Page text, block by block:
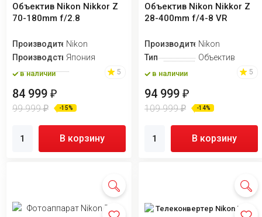
Объектив Nikon Nikkor Z
70-180mm f/2.8
ПроизводительNikon
ПроизводствоЯпония
в наличии 5
84 999 ₽
99 999₽ -15%
В корзину
Объектив Nikon Nikkor Z
28-400mm f/4-8 VR
ПроизводительNikon
Тип
Объектив
в наличии 5
94 999₽
109 999₽ -14%
В корзину